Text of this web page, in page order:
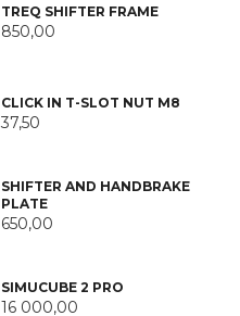
TREQ SHIFTER FRAME
850,00
CLICK IN T-SLOT NUT M8
37,50
SHIFTER AND HANDBRAKE
PLATE
650,00
SIMUCUBE 2 PRO
16 000,00